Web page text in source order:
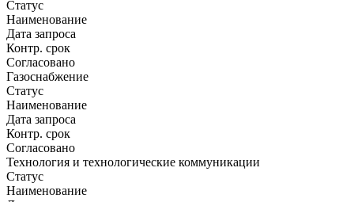
Статус
Наименование
Дата запроса
Контр. срок
Согласовано
Газоснабжение
Статус
Наименование
Дата запроса
Контр. срок
Согласовано
Технология и технологические коммуникации
Статус
Наименование